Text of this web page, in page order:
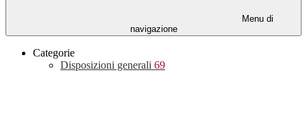
Menu di
navigazione
Categorie
Disposizioni generali 69